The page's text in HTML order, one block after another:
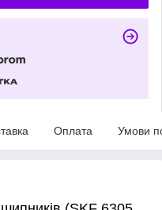
Оплата Умови